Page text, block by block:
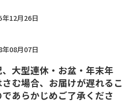
12月26日
08月07日
大型連休・お盆・年末年
む場合、お届けが遅れるこ
あらかじめご了承くださ